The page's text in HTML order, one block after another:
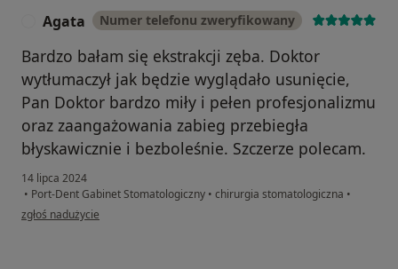
Agata Numer telefonu zweryfikowany
Bardzo bałam się ekstrakcji zęba. Doktor
wytłumaczył jak będzie wyglądało usunięcie,
Pan Doktor bardzo miły i pełen profesjonalizmu
oraz zaangażowania zabieg przebiegła
błyskawicznie i bezboleśnie. Szczerze polecam.
14 lipca 2024
• Port-Dent Gabinet Stomatologiczny • chirurgia stomatologiczna •
w opinii użytkownika Agata
zgłoś nadużycie